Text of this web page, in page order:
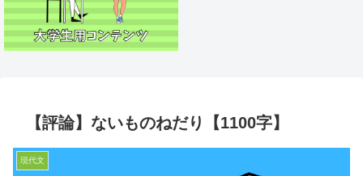
【評論】ないものねだり【1100字】
現代文